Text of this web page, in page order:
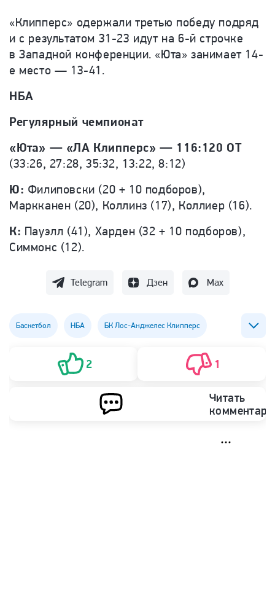
«Клипперс» одержали третью победу подряд
и с результатом 31-23 идут на 6-й строчке
в Западной конференции. «Юта» занимает 14-
е место — 13-41.
НБА
Регулярный чемпионат
«Юта» — «ЛА Клипперс» — 116:120 ОТ
(33:26, 27:28, 35:32, 13:22, 8:12)
Ю: Филиповски (20 + 10 подборов),
Маркканен (20), Коллинз (17), Коллиер (16).
К: Пауэлл (41), Харден (32 + 10 подборов),
Симмонс (12).
Telegram Дзен Max
Баскетбол НБА БК Лос-Анджелес Клипперс
БК Юта Джаз 2 1
Читать